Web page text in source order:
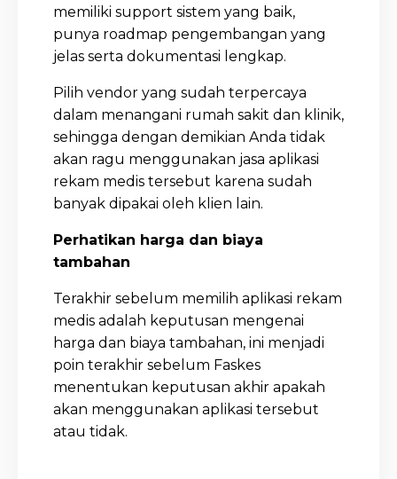
memiliki support sistem yang baik,
punya roadmap pengembangan yang
jelas serta dokumentasi lengkap.
Pilih vendor yang sudah terpercaya
dalam menangani rumah sakit dan klinik,
sehingga dengan demikian Anda tidak
akan ragu menggunakan jasa aplikasi
rekam medis tersebut karena sudah
banyak dipakai oleh klien lain.
Perhatikan harga dan biaya
tambahan
Terakhir sebelum memilih aplikasi rekam
medis adalah keputusan mengenai
harga dan biaya tambahan, ini menjadi
poin terakhir sebelum Faskes
menentukan keputusan akhir apakah
akan menggunakan aplikasi tersebut
atau tidak.